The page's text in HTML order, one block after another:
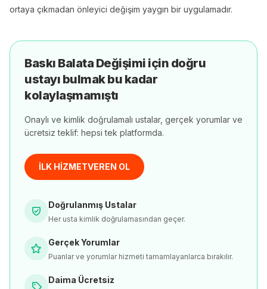
ortaya çıkmadan önleyici değişim yaygın bir uygulamadır.
Baskı Balata Değişimi için doğru
ustayı bulmak bu kadar
kolaylaşmamıştı
Onaylı ve kimlik doğrulamalı ustalar, gerçek yorumlar ve
ücretsiz teklif: hepsi tek platformda.
İLK HİZMETVEREN OL
Doğrulanmış Ustalar
Her usta kimlik doğrulamasından geçer.
Gerçek Yorumlar
Puanlar ve yorumlar hizmeti tamamlayanlarca bırakılır.
Daima Ücretsiz